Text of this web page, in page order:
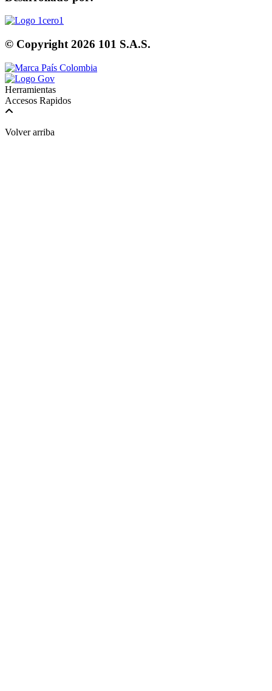
© Copyright 2026 101 S.A.S.
Herramientas
Accesos Rapidos
Volver arriba